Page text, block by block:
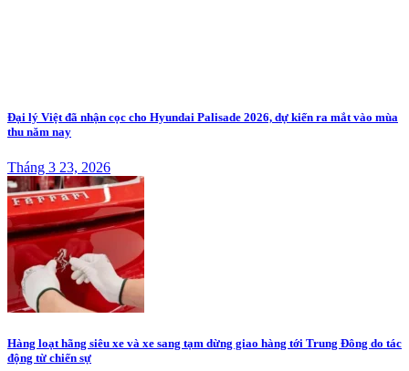
Đại lý Việt đã nhận cọc cho Hyundai Palisade 2026, dự kiến ra mắt vào mùa
thu năm nay
Tháng 3 23, 2026
Hàng loạt hãng siêu xe và xe sang tạm dừng giao hàng tới Trung Đông do tác
động từ chiến sự